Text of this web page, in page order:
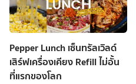
Pepper Lunch เซ็นทรัลเวิลด์
เสิร์ฟเครื่องเคียง Refill ไม่อั้น
ที่แรกของโลก